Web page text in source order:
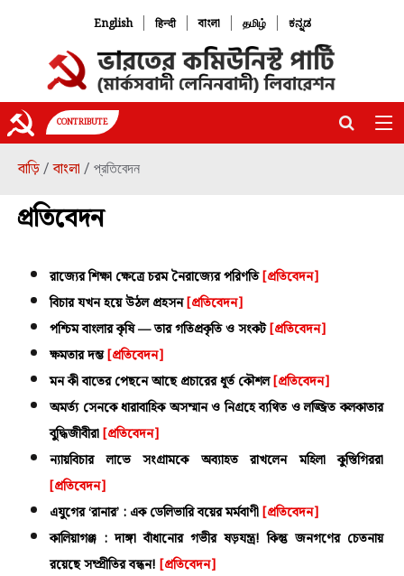
English | हिन्दी | বাংলা | தமிழ் | ಕನ್ನಡ
CONTRIBUTE
বাড়ি /বাংলা / প্রতিবেদন
প্রতিবেদন
রাজ্যের শিক্ষা ক্ষেত্রে চরম নৈরাজ্যের পরিণতি[প্রতিবেদন]
বিচার যখন হয়ে উঠল প্রহসন[প্রতিবেদন]
পশ্চিম বাংলার কৃষি — তার গতিপ্রকৃতি ও সংকট[প্রতিবেদন]
ক্ষমতার দম্ভ[প্রতিবেদন]
মন কী বাতের পেছনে আছে প্রচারের ধূর্ত কৌশল[প্রতিবেদন]
অমর্ত্য সেনকে ধারাবাহিক অসম্মান ও নিগ্রহে ব্যথিত ও লজ্জিত কলকাতার
বুদ্ধিজীবীরা[প্রতিবেদন]
ন্যায়বিচার লাভে সংগ্রামকে অব্যাহত রাখলেন মহিলা কুস্তিগিররা
[প্রতিবেদন]
এযুগের ‘রানার’ : এক ডেলিভারি বয়ের মর্মবাণী[প্রতিবেদন]
কালিয়াগঞ্জ : দাঙ্গা বাঁধানোর গভীর ষড়যন্ত্র! কিন্তু জনগণের চেতনায়
রয়েছে সম্প্রীতির বন্ধন! [প্রতিবেদন]